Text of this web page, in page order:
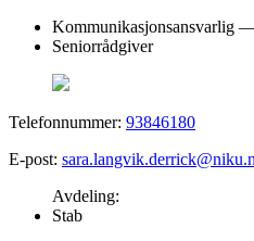
Kommunikasjonsansvarlig
Seniorrådgiver
Telefonnummer: 93846180
E-post:
Avdeling:
Stab